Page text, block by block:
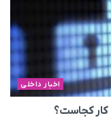
اخبار داخلی
کار کجاست؟